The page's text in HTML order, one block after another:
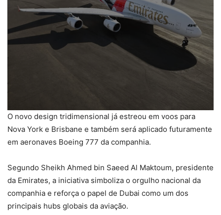
O novo design tridimensional já estreou em voos para
Nova York e Brisbane e também será aplicado futuramente
em aeronaves Boeing 777 da companhia.
Segundo Sheikh Ahmed bin Saeed Al Maktoum, presidente
da Emirates, a iniciativa simboliza o orgulho nacional da
companhia e reforça o papel de Dubai como um dos
principais hubs globais da aviação.